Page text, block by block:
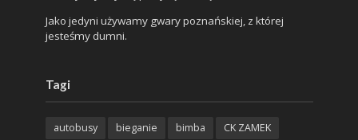
Jako jedyni używamy gwary poznańskiej, z której
jesteśmy dumni.
Tagi
autobusy bieganie bimba
CK ZAMEK